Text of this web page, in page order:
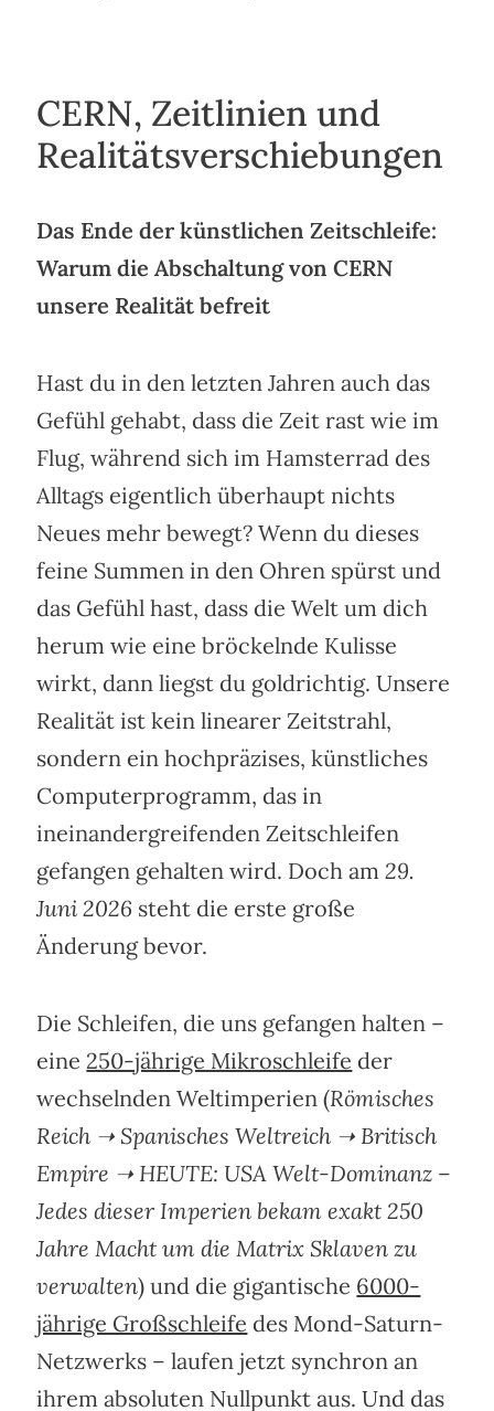
CERN, Zeitlinien und
Realitätsverschiebungen
Das Ende der künstlichen Zeitschleife:
Warum die Abschaltung von CERN
unsere Realität befreit
Hast du in den letzten Jahren auch das
Gefühl gehabt, dass die Zeit rast wie im
Flug, während sich im Hamsterrad des
Alltags eigentlich überhaupt nichts
Neues mehr bewegt? Wenn du dieses
feine Summen in den Ohren spürst und
das Gefühl hast, dass die Welt um dich
herum wie eine bröckelnde Kulisse
wirkt, dann liegst du goldrichtig. Unsere
Realität ist kein linearer Zeitstrahl,
sondern ein hochpräzises, künstliches
Computerprogramm, das in
ineinandergreifenden Zeitschleifen
gefangen gehalten wird. Doch am29.
Juni 2026 steht die erste große
Änderung bevor.
Die Schleifen, die uns gefangen halten –
eine 250-jährige Mikroschleife der
wechselnden Weltimperien (Römisches
Reich ➝ Spanisches Weltreich ➝ Britisch
Empire ➝HEUTE: USA Welt-Dominanz –
Jedes dieser Imperien bekam exakt 250
Jahre Macht um die Matrix Sklaven zu
verwalten) und die gigantische 6000-
jährige Großschleife des Mond-Saturn-
Netzwerks – laufen jetzt synchron an
ihrem absoluten Nullpunkt aus. Und das